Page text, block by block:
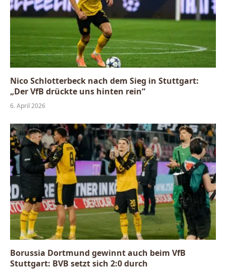
Nico Schlotterbeck nach dem Sieg in Stuttgart:
„Der VfB drückte uns hinten rein“
6. April 2026
Borussia Dortmund gewinnt auch beim VfB
Stuttgart: BVB setzt sich 2:0 durch